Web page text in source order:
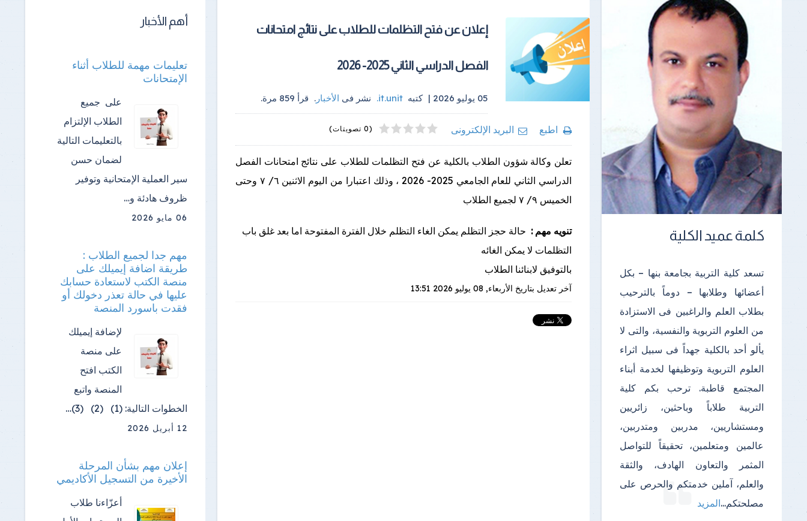
إعلان عن فتح التظلمات للطلاب على نتائج امتحانات
الفصل الدراسي الثاني 2025- 2026
05 يوليو 2026 | كتبه it.unit
. نشر فى الأخبار . قرأ 859 مرة.
اطبع البريد الإلكترونى 1
2
3
4
5 (0 تصويتات)
تعلن وكالة شؤون الطلاب بالكلية عن فتح التظلمات للطلاب على نتائج امتحانات الفصل
الدراسي الثاني للعام الجامعي 2025- 2026 ، وذلك اعتبارا من اليوم الاثنين ٦/ ٧ وحتى
الخميس ٩/ ٧ لجميع الطلاب
تنويه مهم : حالة حجز التظلم يمكن الغاء التظلم خلال الفترة المفتوحة اما بعد غلق باب
التظلمات لا يمكن الغائه
بالتوفيق لابنائنا الطلاب
آخر تعديل بتاريخ الأربعاء, 08 يوليو 2026 13:51
كلمة عميد الكلية
تسعد كلية التربية بجامعة بنها – بكل
أعضائها وطلابها – دوماً بالترحيب
بطلاب العلم والراغبين فى الاستزادة
من العلوم التربوية والنفسية، والتى لا
يألو أحد بالكلية جهداً فى سبيل اثراء
العلوم التربوية وتوظيفها لخدمة أبناء
المجتمع قاطبة. ترحب بكم كلية
التربية طلاباً وباحثين، زائريين
ومستشاريين، مدربين ومتدربين،
عالمين ومتعلمين، تحقيقاً للتواصل
المثمر والتعاون الهادف، والثقة
والعلم، آملين خدمتكم والحرص على
مصلحتكم...المزيد
أهم الأخبار
تعليمات مهمة للطلاب أثناء
الإمتحانات
على جميع
الطلاب الإلتزام
بالتعليمات التالية
لضمان حسن
سير العملية الإمتحانية وتوفير
ظروف هادئة و…
06 مايو 2026
مهم جدا لجميع الطلاب :
طريقة اضافة إيميلك على
منصة الكتب لاستعادة حسابك
عليها في حالة تعذر دخولك أو
فقدت باسورد المنصة
لإضافة إيميلك
على منصة
الكتب افتح
المنصة واتبع
الخطوات التالية: (1) (2) (3)…
12 أبريل 2026
إعلان مهم بشأن المرحلة
الأخيرة من التسجيل الأكاديمي
أعزّاءنا طلاب